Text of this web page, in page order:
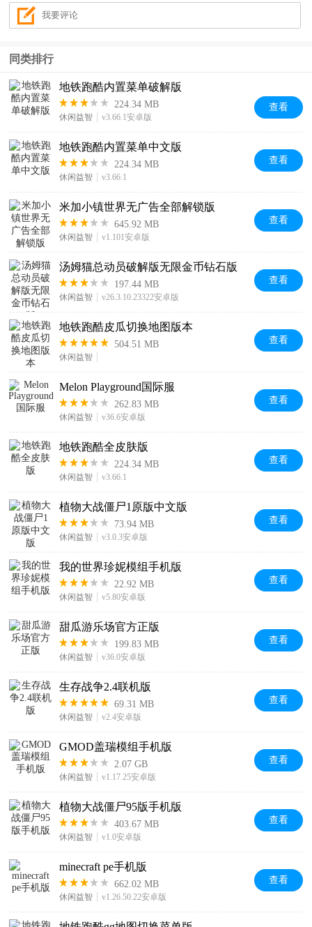
同类排行
地铁跑酷内置菜单破解版
224.34 MB
休闲益智 v3.66.1安卓版
查看
地铁跑酷内置菜单中文版
224.34 MB
休闲益智 v3.66.1
查看
米加小镇世界无广告全部解锁版
645.92 MB
休闲益智 v1.101安卓版
查看
汤姆猫总动员破解版无限金币钻石版
197.44 MB
休闲益智 v26.3.10.23322安卓版
查看
地铁跑酷皮瓜切换地图版本
504.51 MB
休闲益智
查看
Melon Playground国际服
262.83 MB
休闲益智 v36.6安卓版
查看
地铁跑酷全皮肤版
224.34 MB
休闲益智 v3.66.1
查看
植物大战僵尸1原版中文版
73.94 MB
休闲益智 v3.0.3安卓版
查看
我的世界珍妮模组手机版
22.92 MB
休闲益智 v5.80安卓版
查看
甜瓜游乐场官方正版
199.83 MB
休闲益智 v36.0安卓版
查看
生存战争2.4联机版
69.31 MB
休闲益智 v2.4安卓版
查看
GMOD盖瑞模组手机版
2.07 GB
休闲益智 v1.17.25安卓版
查看
植物大战僵尸95版手机版
403.67 MB
休闲益智 v1.0安卓版
查看
minecraft pe手机版
662.02 MB
休闲益智 v1.26.50.22安卓版
查看